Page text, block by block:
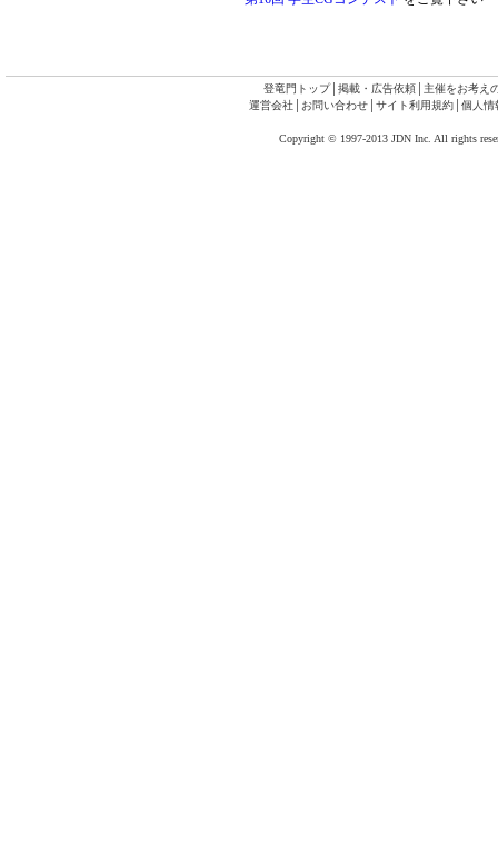
登竜門トップ│ 掲載・広告依頼
主催をお考え
運営会社│ お問い合わせ│ サイト利用規約│ 個人情
Copyright © 1997-2013 JDN Inc. All rights